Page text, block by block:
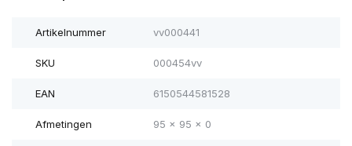
Artikelnummer vv000441
SKU 000454vv
EAN 6150544581528
Afmetingen 95 x 95 x 0